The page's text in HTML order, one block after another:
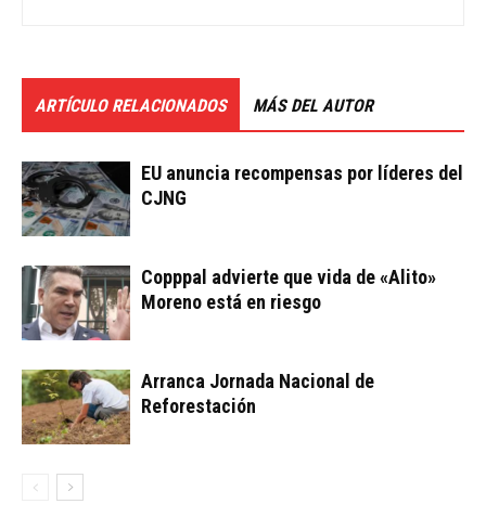
ARTÍCULO RELACIONADOS MÁS DEL AUTOR
EU anuncia recompensas por líderes del
CJNG
Copppal advierte que vida de «Alito»
Moreno está en riesgo
Arranca Jornada Nacional de
Reforestación